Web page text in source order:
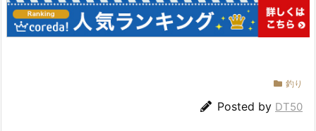
釣り
Posted by DT50